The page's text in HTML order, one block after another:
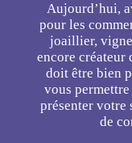
Aujourd’hui,
pour les
joaillier,
encore créateur
doit être bien
vous
présenter
de